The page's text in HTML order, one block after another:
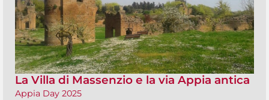
La Villa di Massenzio e la via Appia antica
Appia Day 2025